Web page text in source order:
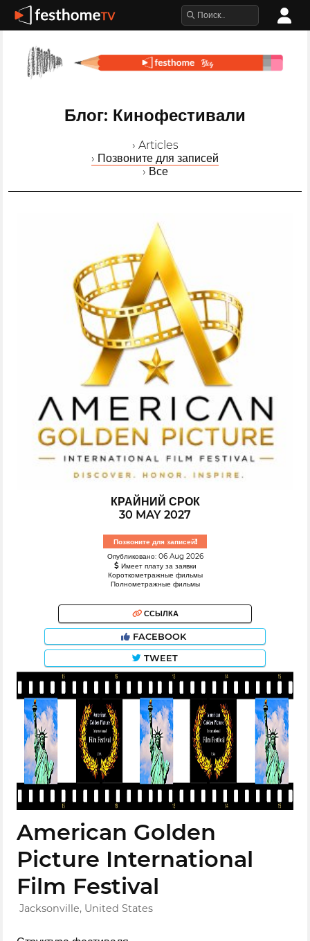
Блог: Кинофестивали
› Articles
› Позвоните для записей
› Все
КРАЙНИЙ СРОК
30 MAY 2027
Позвоните для записей!
Опубликовано: 06 Aug 2026
Имеет плату за заявки
Короткометражные фильмы
Полнометражные фильмы
ССЫЛКА
FACEBOOK
TWEET
American Golden
Picture International
Film Festival
Jacksonville, United States